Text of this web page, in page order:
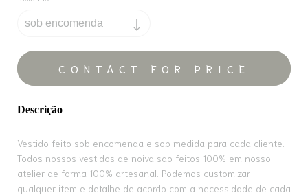
Descrição
Vestido feito sob encomenda e sob medida para cada cliente.
Todos nossos vestidos de noiva sao feitos 100% em nosso
atelier de forma 100% artesanal. Podemos customizar
qualquer item e detalhe de acordo com a necessidade de cada